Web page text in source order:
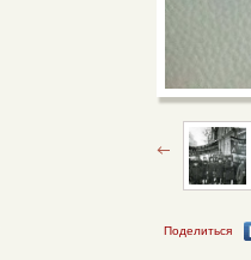
Поделиться